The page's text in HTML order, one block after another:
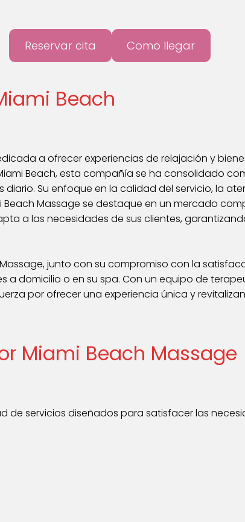
Reservar cita Como llegar
Beach
a ofrecer experiencias de relajación y
Beach, esta compañía se ha consolidado
Su enfoque en la calidad del servicio, la
Massage se destaque en un mercado
a las necesidades de sus clientes,
junto con su compromiso con la
a domicilio o en su spa. Con un equipo de
por ofrecer una experiencia única y
Miami Beach Massage
de servicios diseñados para satisfacer las